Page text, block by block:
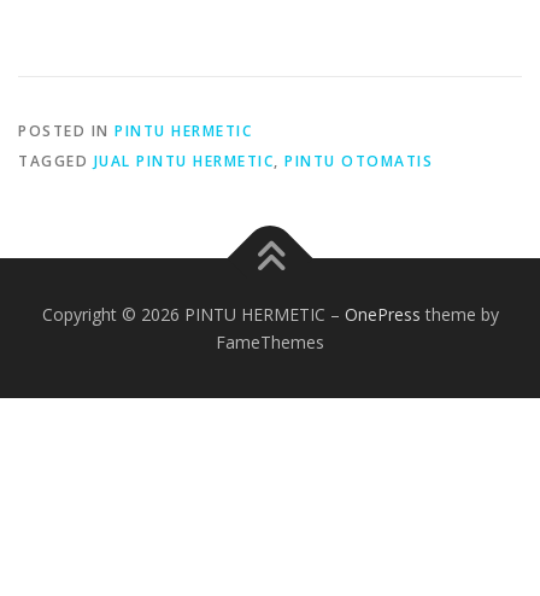
POSTED IN PINTU HERMETIC
TAGGED JUAL PINTU HERMETIC, PINTU OTOMATIS
Copyright © 2026 PINTU HERMETIC – OnePress theme by
FameThemes